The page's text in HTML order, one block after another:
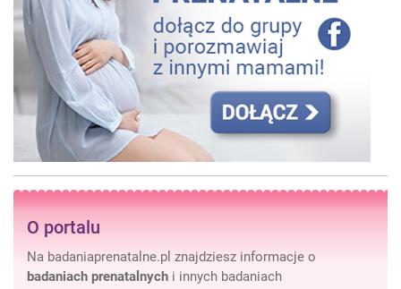
O portalu
Na badaniaprenatalne.pl znajdziesz informacje o
badaniach prenatalnych i innych badaniach